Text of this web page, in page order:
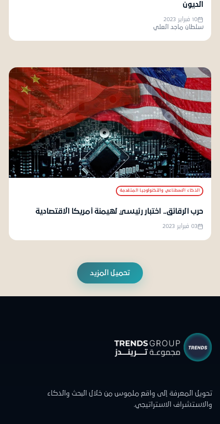
الديون
10 فبراير 2023
سلطان ماجد العلي
الذكاء الاصطناعي والتكنولوجيا المتقدمة
حرب الرقائق.. اختبار رئيسي لهيمنة أمريكا الاقتصادية
03 فبراير 2023
تحميل المزيد
تحويل المعرفة إلى واقع ملموس من خلال البحث والذكاء
والاستشراف الاستراتيجي.